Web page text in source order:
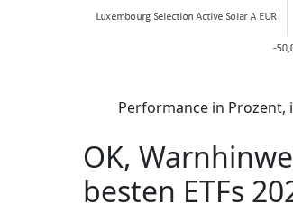
Performance in Prozent,
OK,
besten ETFs